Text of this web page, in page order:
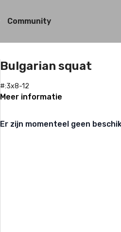
Community
Bulgarian squat
#:3x8-12
Meer informatie
Er zijn momenteel geen